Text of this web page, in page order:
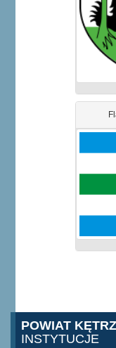
POWIAT
INSTYTUCJE